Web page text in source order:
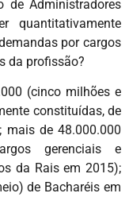
de Administradores
quantitativamente
por cargos
da profissão?
(cinco milhões e
constituídas, de
mais de 48.000.000
gerenciais e
da Rais em 2015);
de Bacharéis em